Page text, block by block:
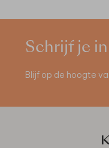
Schrijf je
Blijf op de hoogte